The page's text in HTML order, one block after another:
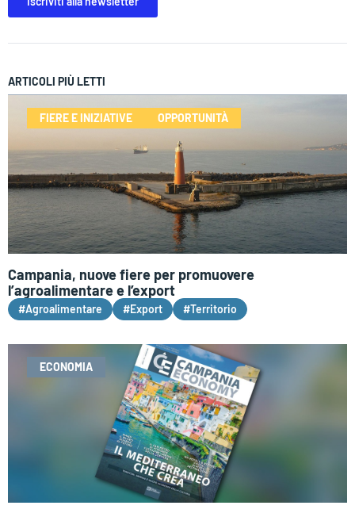
ARTICOLI PIÙ LETTI
FIERE E INIZIATIVE OPPORTUNITÀ
Campania, nuove fiere per promuovere
l’agroalimentare e l’export
#Agroalimentare #Export #Territorio
ECONOMIA